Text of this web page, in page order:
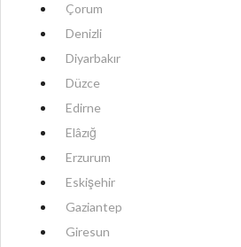
Çorum
Denizli
Diyarbakır
Düzce
Edirne
Elâzığ
Erzurum
Eskişehir
Gaziantep
Giresun